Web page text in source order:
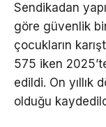
Sendikadan
göre güvenlik
çocukların
575 iken
edildi. On yıllık
olduğu